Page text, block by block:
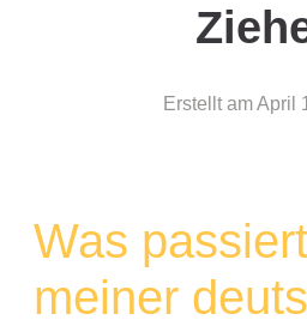
Erstellt am April
Was
meiner